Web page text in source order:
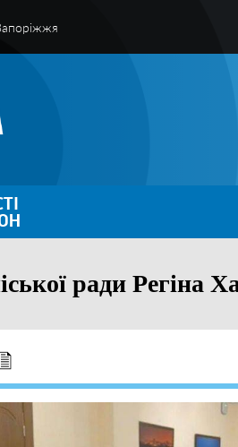
ради Регіна